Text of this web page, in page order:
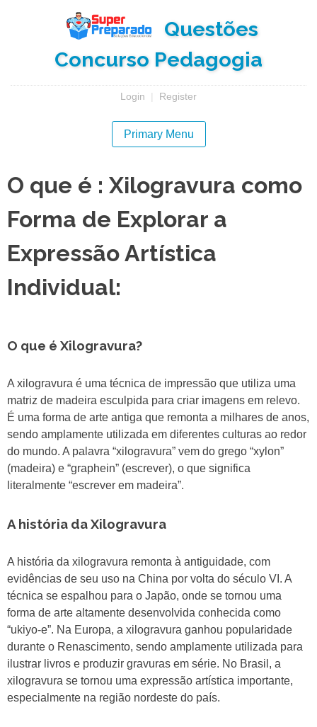
Questões
Concurso Pedagogia
Login | Register
Primary Menu
O que é : Xilogravura como
Forma de Explorar a
Expressão Artística
Individual:
O que é Xilogravura?
A xilogravura é uma técnica de impressão que utiliza uma
matriz de madeira esculpida para criar imagens em relevo.
É uma forma de arte antiga que remonta a milhares de anos,
sendo amplamente utilizada em diferentes culturas ao redor
do mundo. A palavra “xilogravura” vem do grego “xylon”
(madeira) e “graphein” (escrever), o que significa
literalmente “escrever em madeira”.
A história da Xilogravura
A história da xilogravura remonta à antiguidade, com
evidências de seu uso na China por volta do século VI. A
técnica se espalhou para o Japão, onde se tornou uma
forma de arte altamente desenvolvida conhecida como
“ukiyo-e”. Na Europa, a xilogravura ganhou popularidade
durante o Renascimento, sendo amplamente utilizada para
ilustrar livros e produzir gravuras em série. No Brasil, a
xilogravura se tornou uma expressão artística importante,
especialmente na região nordeste do país.